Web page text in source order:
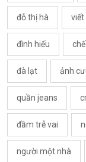
đỗ thị hà viết
đình hiếu
đà lạt ảnh
quần jeans
đầm trễ vai
người một nhà